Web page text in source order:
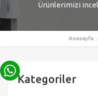
Ürünlerimizi
Anasayfa
Kategoriler